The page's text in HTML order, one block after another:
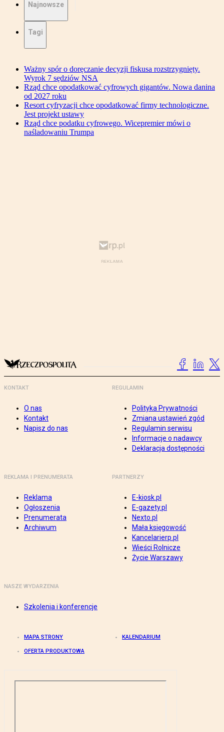
Najnowsze
Tagi
Ważny spór o doręczanie decyzji fiskusa rozstrzygnięty.
Wyrok 7 sędziów NSA
Rząd chce opodatkować cyfrowych gigantów. Nowa danina
od 2027 roku
Resort cyfryzacji chce opodatkować firmy technologiczne.
Jest projekt ustawy
Rząd chce podatku cyfrowego. Wicepremier mówi o
naśladowaniu Trumpa
KONTAKT
O nas
Kontakt
Napisz do nas
REGULAMIN
Polityka Prywatności
Zmiana ustawień zgód
Regulamin serwisu
Informacje o nadawcy
Deklaracja dostępności
REKLAMA I PRENUMERATA
Reklama
Ogłoszenia
Prenumerata
Archiwum
PARTNERZY
E-kiosk.pl
E-gazety.pl
Nexto.pl
Mała księgowość
Kancelarierp.pl
Wieści Rolnicze
Życie Warszawy
NASZE WYDARZENIA
Szkolenia i konferencje
MAPA STRONY KALENDARIUM
OFERTA PRODUKTOWA